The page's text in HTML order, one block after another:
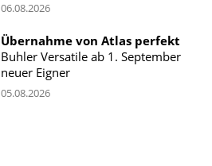
06.08.2026
Übernahme von Atlas perfekt
Buhler Versatile ab 1. September
neuer Eigner
05.08.2026